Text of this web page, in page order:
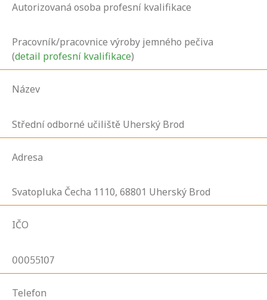
Autorizovaná osoba profesní kvalifikace
Pracovník/pracovnice výroby jemného pečiva
(detail profesní kvalifikace)
Název
Střední odborné učiliště Uherský Brod
Adresa
Svatopluka Čecha 1110, 68801 Uherský Brod
IČO
00055107
Telefon